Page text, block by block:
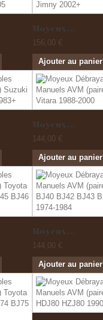
Moyeux...
156,00 €
Ajouter au panier
Moyeux...
144,00 €
Ajouter au panier
Moyeux...
144,00 €
Ajouter au panier